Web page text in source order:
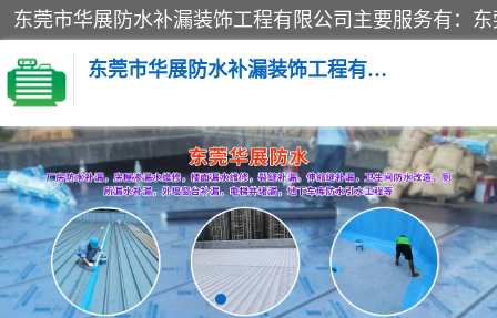
东莞市华展防水补漏装饰工程有限公司
楼面防水补漏
阳台卫生间防水补漏
金属房搭建及补漏